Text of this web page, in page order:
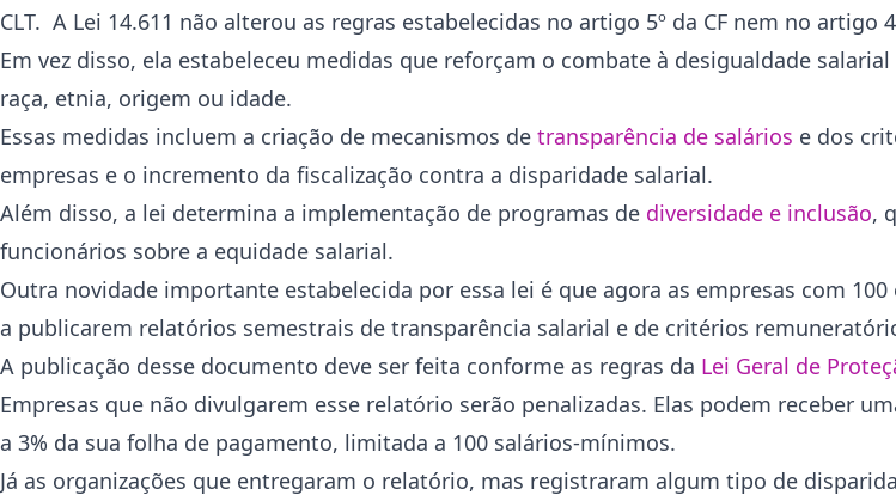
CLT. A Lei 14.611 não alterou as regras estabelecidas no artigo 5º da CF nem no artigo
Em vez disso, ela estabeleceu medidas que reforçam o combate à desigualdade
raça, etnia, origem ou idade.
Essas medidas incluem a criação de mecanismos de transparência de salários e dos
empresas e o incremento da fiscalização contra a disparidade salarial.
Além disso, a lei determina a implementação de programas de diversidade e inclusão,
funcionários sobre a equidade salarial.
Outra novidade importante estabelecida por essa lei é que agora as empresas com
a publicarem relatórios semestrais de transparência salarial e de critérios
A publicação desse documento deve ser feita conforme as regras da Lei Geral de
Empresas que não divulgarem esse relatório serão penalizadas. Elas podem receber
a 3% da sua folha de pagamento, limitada a 100 salários-mínimos.
Já as organizações que entregaram o relatório, mas registraram algum tipo de